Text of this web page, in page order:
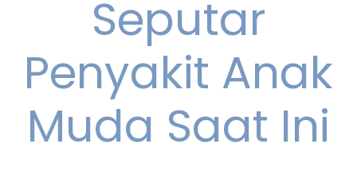
Seputar
Penyakit Anak
Muda Saat Ini